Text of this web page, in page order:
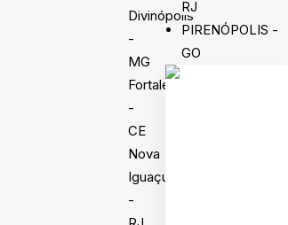
Divinópolis
-
MG
Fortaleza
-
CE
Nova
Iguaçu
-
RJ
PIRENÓPOLIS -
GO